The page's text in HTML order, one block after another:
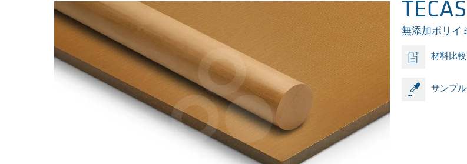
無添加ポリイ
材料比
サンプ